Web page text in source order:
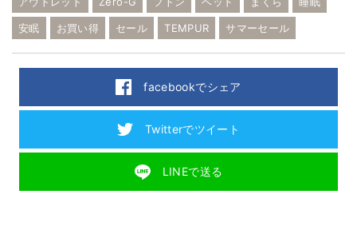
安眠 お買い得 セール TEMPUR サマーセール
facebookでシェア
Twitterでツイート
LINEで送る